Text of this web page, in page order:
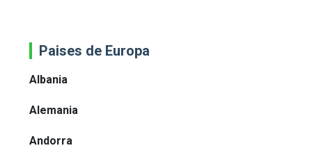
Paises de Europa
Albania
Alemania
Andorra